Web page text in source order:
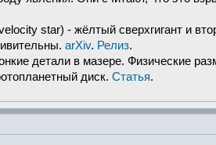
star) - жёлтый сверхгигант и
arXiv. Релиз.
детали в мазере. Физические
диск. Статья.